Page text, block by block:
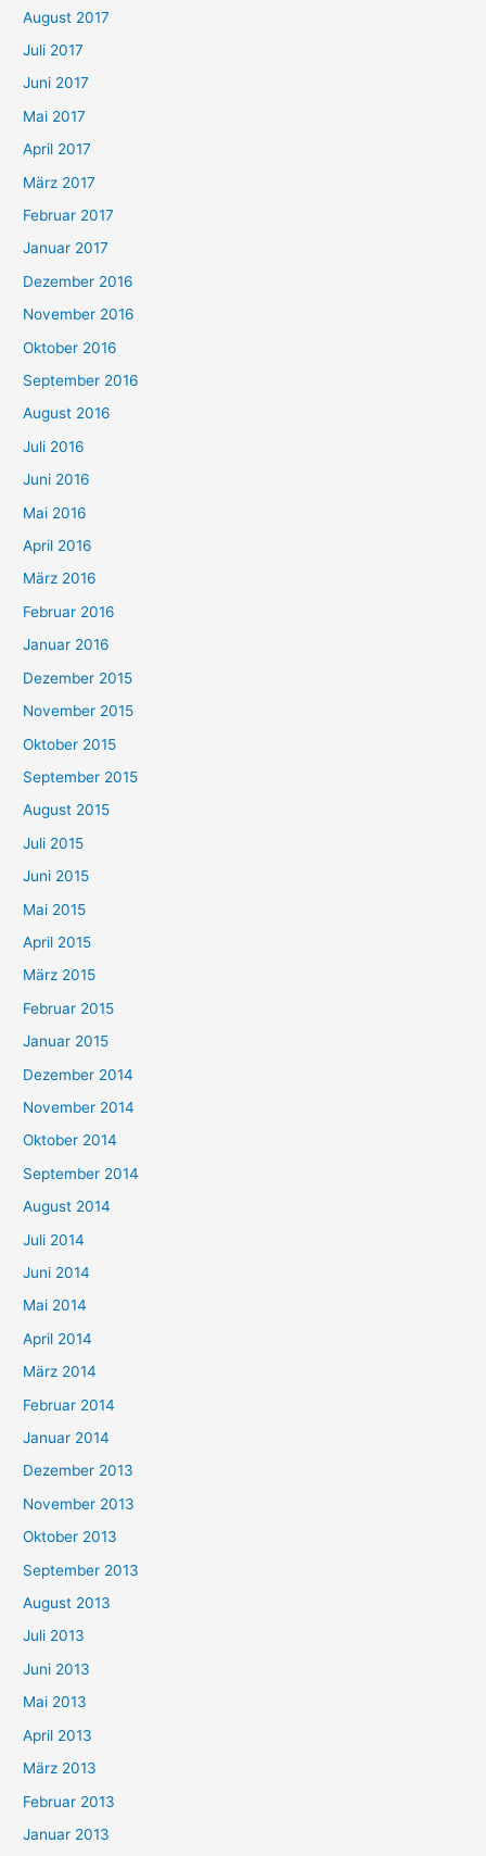
August 2017
Juli 2017
Juni 2017
Mai 2017
April 2017
März 2017
Februar 2017
Januar 2017
Dezember 2016
November 2016
Oktober 2016
September 2016
August 2016
Juli 2016
Juni 2016
Mai 2016
April 2016
März 2016
Februar 2016
Januar 2016
Dezember 2015
November 2015
Oktober 2015
September 2015
August 2015
Juli 2015
Juni 2015
Mai 2015
April 2015
März 2015
Februar 2015
Januar 2015
Dezember 2014
November 2014
Oktober 2014
September 2014
August 2014
Juli 2014
Juni 2014
Mai 2014
April 2014
März 2014
Februar 2014
Januar 2014
Dezember 2013
November 2013
Oktober 2013
September 2013
August 2013
Juli 2013
Juni 2013
Mai 2013
April 2013
März 2013
Februar 2013
Januar 2013